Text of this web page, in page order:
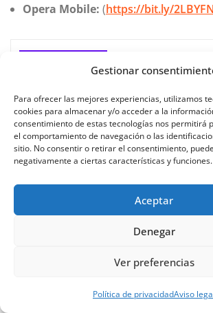
Gestionar
Para ofrecer las mejores experiencias, utilizamos
cookies para almacenar y/o acceder a la
consentimiento de estas tecnologías nos permitirá
el comportamiento de navegación o las
sitio. No consentir o retirar el consentimiento,
negativamente a ciertas características y funciones.
Aceptar
Denegar
Ver preferencias
Política de privacidadAviso
Opera Mobile: (https://bit.ly/
BUSCAR
Buscar